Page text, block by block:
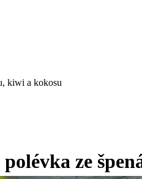
kiwi a kokosu
polévka ze